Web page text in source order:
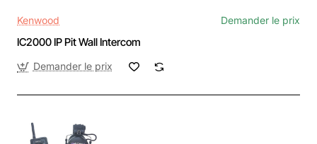
Kenwood Demander le prix
IC2000 IP Pit Wall Intercom
Demander le prix